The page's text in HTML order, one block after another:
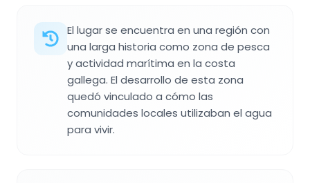
El lugar se encuentra en una región con
una larga historia como zona de pesca
y actividad marítima en la costa
gallega. El desarrollo de esta zona
quedó vinculado a cómo las
comunidades locales utilizaban el agua
para vivir.